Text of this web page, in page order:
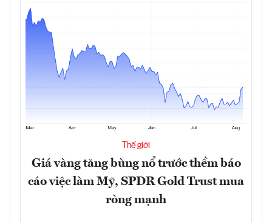
Thế giới
Giá vàng tăng bùng nổ trước thềm báo
cáo việc làm Mỹ, SPDR Gold Trust mua
ròng mạnh